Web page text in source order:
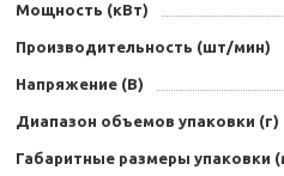
Мощность (кВт)
Производительность (шт/мин)
Напряжение (В)
Диапазон объемов упаковки (г)
Габаритные размеры упаковки